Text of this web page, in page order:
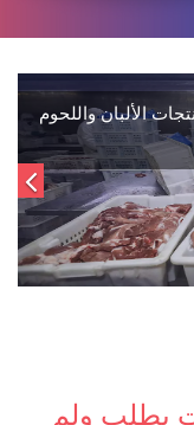
بطلب ولم